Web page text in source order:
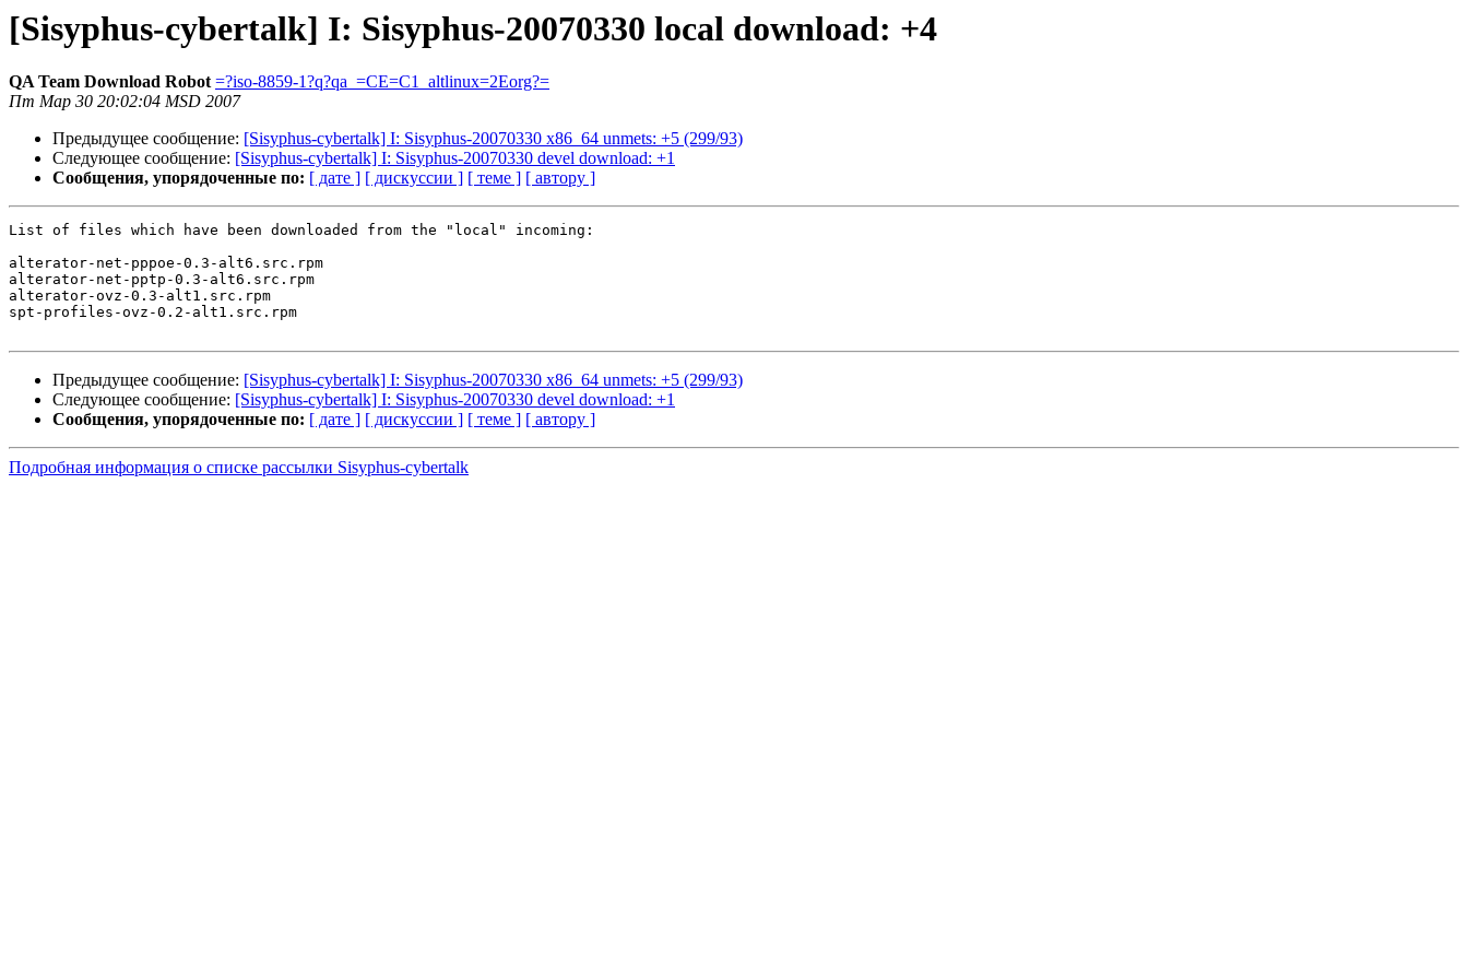
[Sisyphus-cybertalk] I: Sisyphus-20070330 local download: +4
QA Team Download Robot =?iso-8859-1?q?qa_=CE=C1_altlinux=2Eorg?=
Пт Мар 30 20:02:04 MSD 2007
Предыдущее сообщение: [Sisyphus-cybertalk] I: Sisyphus-20070330 x86_64 unmets: +5 (299/93)
Следующее сообщение: [Sisyphus-cybertalk] I: Sisyphus-20070330 devel download: +1
Сообщения, упорядоченные по: [ дате ] [ дискуссии ] [ теме ] [ автору ]
List of files which have been downloaded from the "local" incoming:
alterator-net-pppoe-0.3-alt6.src.rpm
alterator-net-pptp-0.3-alt6.src.rpm
alterator-ovz-0.3-alt1.src.rpm
spt-profiles-ovz-0.2-alt1.src.rpm
Предыдущее сообщение: [Sisyphus-cybertalk] I: Sisyphus-20070330 x86_64 unmets: +5 (299/93)
Следующее сообщение: [Sisyphus-cybertalk] I: Sisyphus-20070330 devel download: +1
Сообщения, упорядоченные по: [ дате ] [ дискуссии ] [ теме ] [ автору ]
Подробная информация о списке рассылки Sisyphus-cybertalk